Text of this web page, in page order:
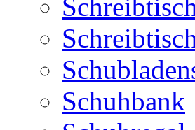
Schuhbank